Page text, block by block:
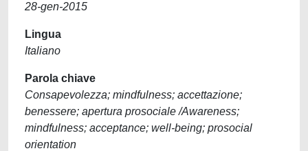
28-gen-2015
Lingua
Italiano
Parola chiave
Consapevolezza; mindfulness; accettazione;
benessere; apertura prosociale /Awareness;
mindfulness; acceptance; well-being; prosocial
orientation